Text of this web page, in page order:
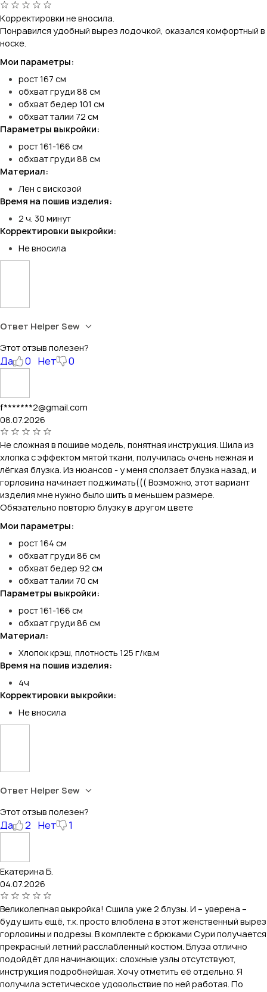
Корректировки не вносила.
Понравился удобный вырез лодочкой, оказался комфортный в
носке.
Мои параметры:
рост 167 см
обхват груди 88 см
обхват бедер 101 см
обхват талии 72 см
Параметры выкройки:
рост 161-166 см
обхват груди 88 см
Материал:
Лен с вискозой
Время на пошив изделия:
2 ч. 30 минут
Корректировки выкройки:
Не вносила
Ответ Helper Sew
Этот отзыв полезен?
Да 0 Нет 0
f*******2@gmail.com
08.07.2026
Не сложная в пошиве модель, понятная инструкция. Шила из
хлопка с эффектом мятой ткани, получилась очень нежная и
лёгкая блузка. Из нюансов - у меня сползает блузка назад, и
горловина начинает поджимать((( Возможно, этот вариант
изделия мне нужно было шить в меньшем размере.
Обязательно повторю блузку в другом цвете
Мои параметры:
рост 164 см
обхват груди 86 см
обхват бедер 92 см
обхват талии 70 см
Параметры выкройки:
рост 161-166 см
обхват груди 86 см
Материал:
Хлопок крэш, плотность 125 г/кв.м
Время на пошив изделия:
4ч
Корректировки выкройки:
Не вносила
Ответ Helper Sew
Этот отзыв полезен?
Да 2 Нет 1
Екатерина Б.
04.07.2026
Великолепная выкройка! Сшила уже 2 блузы. И – уверена –
буду шить ещё, т.к. просто влюблена в этот женственный вырез
горловины и подрезы. В комплекте с брюками Сури получается
прекрасный летний расслабленный костюм. Блуза отлично
подойдёт для начинающих: сложные узлы отсутствуют,
инструкция подробнейшая. Хочу отметить её отдельно. Я
получила эстетическое удовольствие по ней работая. По